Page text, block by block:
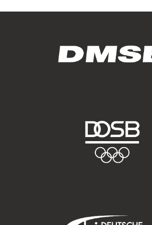
Google LLC
Cookies, die ggf. zur Einbettung und
von Videos auf unserer Website
Cookies, die ggf. zur Einbettung und